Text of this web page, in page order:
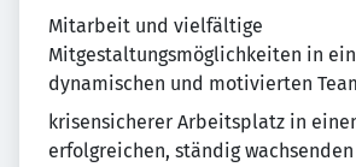
Mitarbeit und vielfältige
Mitgestaltungsmöglichkeiten in
dynamischen und motivierten
krisensicherer Arbeitsplatz in
erfolgreichen, ständig